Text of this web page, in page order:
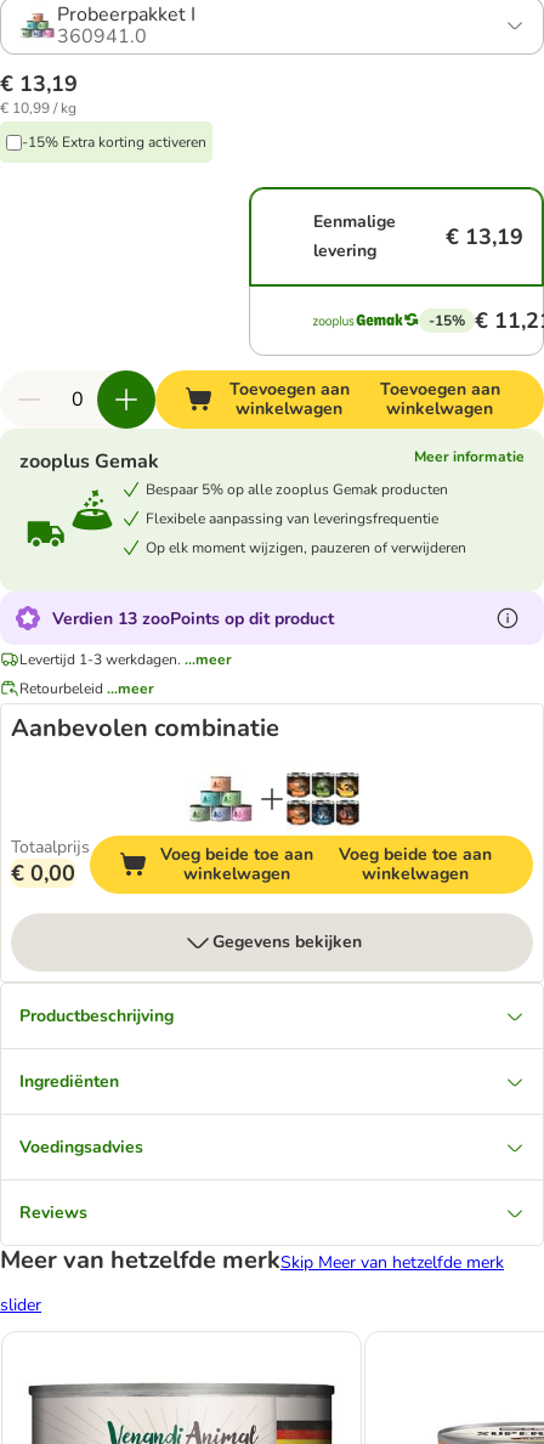
Probeerpakket I
360941.0
€ 13,19
€ 10,99 / kg
-15% Extra korting activeren
Eenmalige
levering
€ 13,19
-15% €
Toevoegen aan
winkelwagen
Toevoegen aan
winkelwagen
zooplus Gemak
Meer informatie
Bespaar 5% op alle zooplus Gemak producten
Flexibele aanpassing van leveringsfrequentie
Op elk moment wijzigen, pauzeren of verwijderen
Verdien 13 zooPoints op dit product
Levertijd 1-3 werkdagen. ...meer
Retourbeleid ...meer
Aanbevolen combinatie
Totaalprijs
€ 0,00
Voeg beide toe aan
winkelwagen
Voeg beide toe aan
winkelwagen
Gegevens bekijken
Productbeschrijving
Ingrediënten
Voedingsadvies
Reviews
Meer van hetzelfde merkSkip Meer van hetzelfde merk
slider